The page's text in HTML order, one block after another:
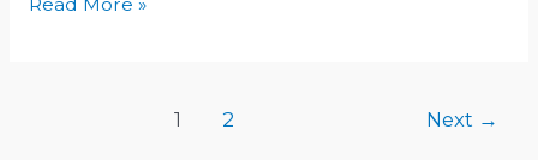
1 2 Next →